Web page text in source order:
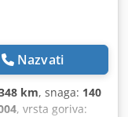
Nazvati
km, snaga: 140
, vrsta goriva: